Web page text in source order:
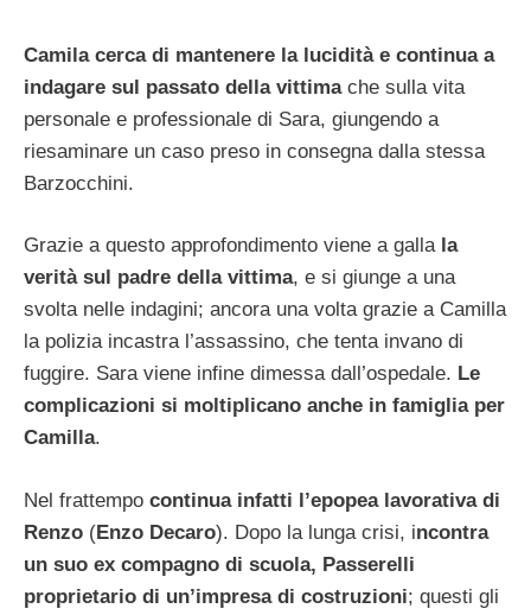
Camila cerca di mantenere la lucidità e continua a
indagare sul passato della vittima che sulla vita
personale e professionale di Sara, giungendo a
riesaminare un caso preso in consegna dalla stessa
Barzocchini.
Grazie a questo approfondimento viene a galla la
verità sul padre della vittima, e si giunge a una
svolta nelle indagini; ancora una volta grazie a Camilla
la polizia incastra l’assassino, che tenta invano di
fuggire. Sara viene infine dimessa dall’ospedale. Le
complicazioni si moltiplicano anche in famiglia per
Camilla.
Nel frattempo continua infatti l’epopea lavorativa di
Renzo (Enzo Decaro). Dopo la lunga crisi, incontra
un suo ex compagno di scuola, Passerelli
proprietario di un’impresa di costruzioni; questi gli